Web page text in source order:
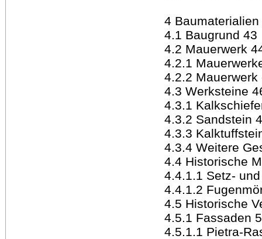
4
4.1 Baugrund 43
4.2 Mauerwerk
4.2.1
4.2.2
4.3 Werksteine
4.3.1
4.3.2 Sandstein
4.3.3
4.3.4 Weitere
4.4 Historische
4.4.1.1 Setz-
4.4.1.2
4.5 Historische
4.5.1 Fassaden
4.5.1.1 Pietra-